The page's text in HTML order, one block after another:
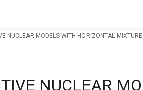
NUCLEAR MODELS WITH HORIZONTAL MIXTURE.
NUCLEAR